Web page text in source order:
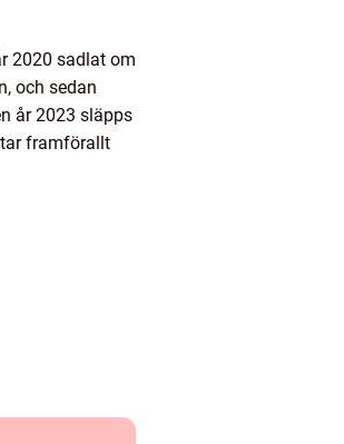
2020 sadlat om
och sedan
år 2023 släpps
framförallt